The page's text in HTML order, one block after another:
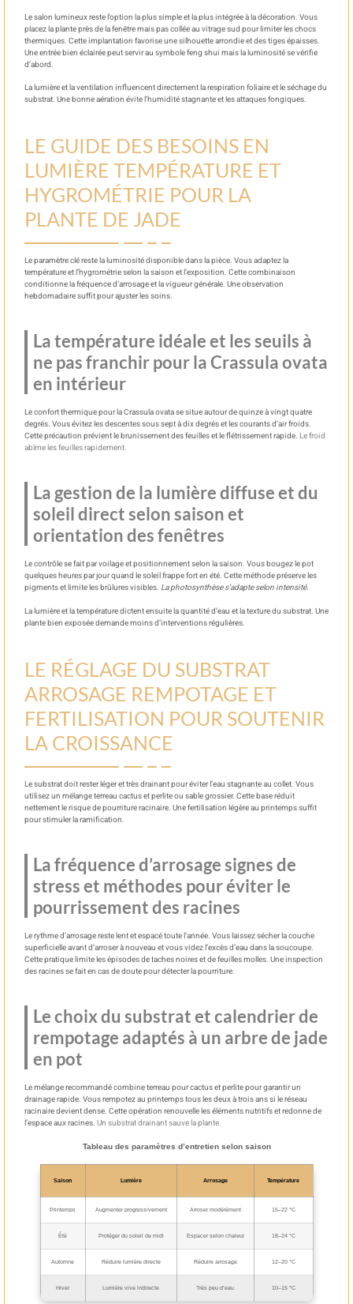
Le salon lumineux reste l’option la plus simple et la plus intégrée à la décoration. Vous
placez la plante près de la fenêtre mais pas collée au vitrage sud pour limiter les chocs
thermiques. Cette implantation favorise une silhouette arrondie et des tiges épaisses.
Une entrée bien éclairée peut servir au symbole feng shui mais la luminosité se vérifie
d’abord.
La lumière et la ventilation influencent directement la respiration foliaire et le séchage du
substrat. Une bonne aération évite l’humidité stagnante et les attaques fongiques.
LE GUIDE DES BESOINS EN
LUMIÈRE TEMPÉRATURE ET
HYGROMÉTRIE POUR LA
PLANTE DE JADE
Le paramètre clé reste la luminosité disponible dans la pièce. Vous adaptez la
température et l’hygrométrie selon la saison et l’exposition. Cette combinaison
conditionne la fréquence d’arrosage et la vigueur générale. Une observation
hebdomadaire suffit pour ajuster les soins.
La température idéale et les seuils à
ne pas franchir pour la Crassula ovata
en intérieur
Le confort thermique pour la Crassula ovata se situe autour de quinze à vingt quatre
degrés. Vous évitez les descentes sous sept à dix degrés et les courants d’air froids.
Cette précaution prévient le brunissement des feuilles et le flétrissement rapide. Le froid
abîme les feuilles rapidement.
La gestion de la lumière diffuse et du
soleil direct selon saison et
orientation des fenêtres
Le contrôle se fait par voilage et positionnement selon la saison. Vous bougez le pot
quelques heures par jour quand le soleil frappe fort en été. Cette méthode préserve les
pigments et limite les brûlures visibles. La photosynthèse s’adapte selon intensité.
La lumière et la température dictent ensuite la quantité d’eau et la texture du substrat. Une
plante bien exposée demande moins d’interventions régulières.
LE RÉGLAGE DU SUBSTRAT
ARROSAGE REMPOTAGE ET
FERTILISATION POUR SOUTENIR
LA CROISSANCE
Le substrat doit rester léger et très drainant pour éviter l’eau stagnante au collet. Vous
utilisez un mélange terreau cactus et perlite ou sable grossier. Cette base réduit
nettement le risque de pourriture racinaire. Une fertilisation légère au printemps suffit
pour stimuler la ramification.
La fréquence d’arrosage signes de
stress et méthodes pour éviter le
pourrissement des racines
Le rythme d’arrosage reste lent et espacé toute l’année. Vous laissez sécher la couche
superficielle avant d’arroser à nouveau et vous videz l’excès d’eau dans la soucoupe.
Cette pratique limite les épisodes de taches noires et de feuilles molles. Une inspection
des racines se fait en cas de doute pour détecter la pourriture.
Le choix du substrat et calendrier de
rempotage adaptés à un arbre de jade
en pot
Le mélange recommandé combine terreau pour cactus et perlite pour garantir un
drainage rapide. Vous rempotez au printemps tous les deux à trois ans si le réseau
racinaire devient dense. Cette opération renouvelle les éléments nutritifs et redonne de
l’espace aux racines. Un substrat drainant sauve la plante.
Tableau des paramètres d’entretien selon saison
Saison Lumière Arrosage Température
Printemps Augmenter progressivement Arroser modérément 15–22 °C
Été Protéger du soleil de midi Espacer selon chaleur 18–24 °C
Automne Réduire lumière directe Réduire arrosage 12–20 °C
Hiver Lumière vive indirecte Très peu d’eau 10–15 °C